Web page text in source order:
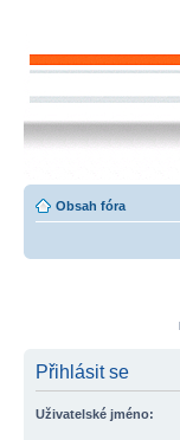
Obsah fóra
Přihlásit se
Uživatelské jméno: